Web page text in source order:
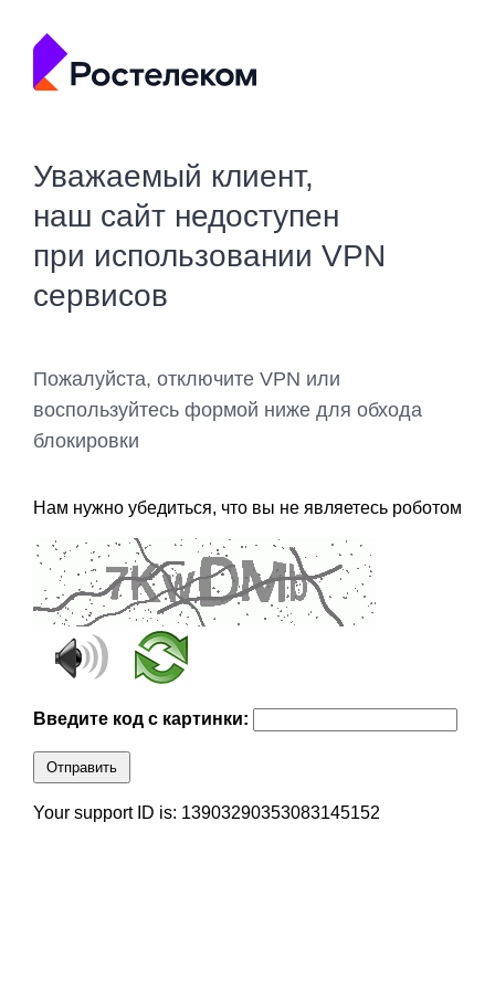
Уважаемый клиент,
наш сайт недоступен
при использовании VPN
сервисов
Пожалуйста, отключите VPN или
воспользуйтесь формой ниже для обхода
блокировки
Нам нужно убедиться, что вы не являетесь роботом
Введите код с картинки:
Отправить
Your support ID is: 13903290353083145152